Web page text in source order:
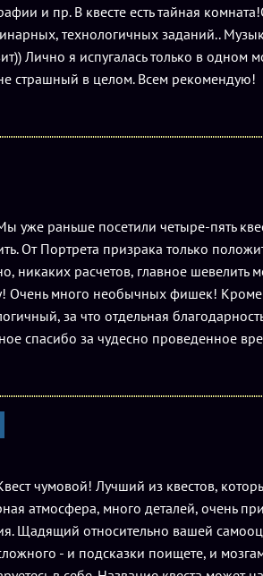
и пр. В квесте есть тайная
технологичных заданий..
Лично я испугалась только в одном
страшный в целом. Всем рекомендую!
уже раньше посетили четыре-пять
От Портрета призрака только
никаких расчетов, главное шевелить
Очень много необычных фишек! Кроме
за что отдельная
спасибо за чудесно проведенное
чумовой! Лучший из квестов,
атмосфера, много деталей, очень
Щадящий относительно вашей
- и подсказки поищете, и